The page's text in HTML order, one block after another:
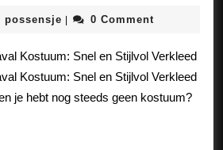
Carnaval
Kostuum:
Snel
Verkleed
possensje possensje
0 Comment
Kostuum: Snel en Stijlvol Verkleed
Kostuum: Snel en Stijlvol Verkleed
je hebt nog steeds geen kostuum?